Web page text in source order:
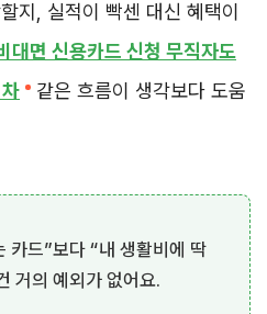
지, 실적이 빡센 대신 혜택이
대면 신용카드 신청 무직자도
같은 흐름이 생각보다 도움
카드”보다 “내 생활비에 딱
거의 예외가 없어요.